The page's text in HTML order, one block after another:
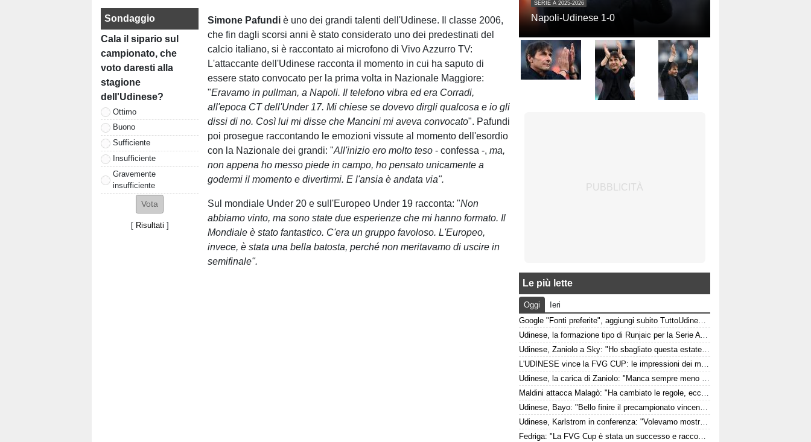
Sondaggio
Cala il sipario sul
campionato, che
voto daresti alla
stagione
dell'Udinese?
Ottimo
Buono
Sufficiente
Insufficiente
Gravemente
insufficiente
[ Risultati ]
Simone Pafundi è uno dei grandi talenti dell'Udinese. Il classe 2006,
che fin dagli scorsi anni è stato considerato uno dei predestinati del
calcio italiano, si è raccontato ai microfono di Vivo Azzurro TV:
L'attaccante dell'Udinese racconta il momento in cui ha saputo di
essere stato convocato per la prima volta in Nazionale Maggiore:
"Eravamo in pullman, a Napoli. Il telefono vibra ed era Corradi,
all'epoca CT dell'Under 17. Mi chiese se dovevo dirgli qualcosa e io gli
dissi di no. Così lui mi disse che Mancini mi aveva convocato". Pafundi
poi prosegue raccontando le emozioni vissute al momento dell'esordio
con la Nazionale dei grandi: "All'inizio ero molto teso - confessa -,ma,
non appena ho messo piede in campo, ho pensato unicamente a
godermi il momento e divertirmi. E l'ansia è andata via".
Sul mondiale Under 20 e sull'Europeo Under 19 racconta: "Non
abbiamo vinto, ma sono state due esperienze che mi hanno formato. Il
Mondiale è stato fantastico. C'era un gruppo favoloso. L'Europeo,
invece, è stata una bella batosta, perché non meritavamo di uscire in
semifinale".
SERIE A 2025-2026
Napoli-Udinese 1-0
Le più lette
Oggi
Ieri
Google "Fonti preferite", aggiungi subito TuttoUdinese e personalizza le tue notizie
Udinese, la formazione tipo di Runjaic per la Serie A 2026/2027
Udinese, Zaniolo a Sky: "Ho sbagliato questa estate, ora voglio lavorare per l'Udinese e la Nazionale"
L'UDINESE vince la FVG CUP: le impressioni dei match contro Barcellona e Nottingham Forest
Udinese, la carica di Zaniolo: "Manca sempre meno e sarà ancora tutto più bello"
Maldini attacca Malagò: "Ha cambiato le regole, ecco cosa ha detto a me e a Leonardo"
Udinese, Bayo: "Bello finire il precampionato vincendo contro una grande come il Barcellona davanti a un fantastico pubblico"
Udinese, Karlstrom in conferenza: "Volevamo mostrare di essere pronti per la stagione"
Fedriga: "La FVG Cup è stata un successo e racconta quanto lontano possiamo arrivare come regione"